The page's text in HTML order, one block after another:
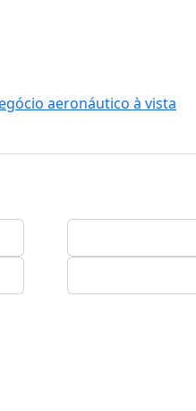
aeronáutico à vista